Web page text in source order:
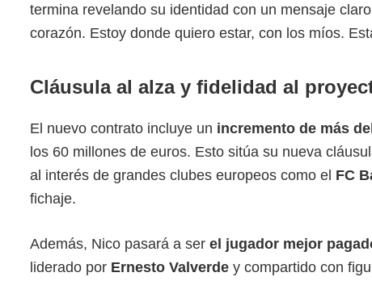
termina revelando su identidad con un mensaje
corazón. Estoy donde quiero estar, con los míos.
Cláusula al alza y fidelidad al
El nuevo contrato incluye un incremento de más
los 60 millones de euros. Esto sitúa su nueva
al interés de grandes clubes europeos como el FC
fichaje.
Además, Nico pasará a ser el jugador mejor
liderado por Ernesto Valverde y compartido con